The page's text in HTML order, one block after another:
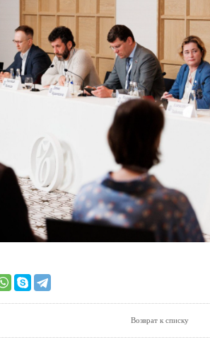
Возврат к списку